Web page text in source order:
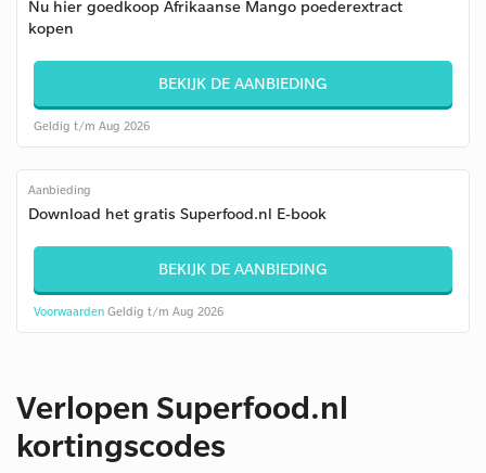
Nu hier goedkoop Afrikaanse Mango poederextract
kopen
BEKIJK DE AANBIEDING
Geldig t/m Aug 2026
Aanbieding
Download het gratis Superfood.nl E-book
BEKIJK DE AANBIEDING
Voorwaarden Geldig t/m Aug 2026
Verlopen Superfood.nl
kortingscodes